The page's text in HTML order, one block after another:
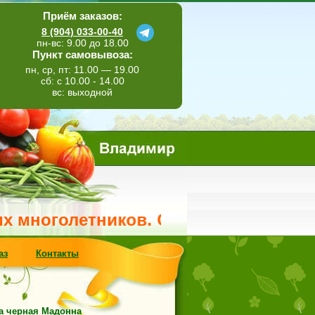
Приём заказов:
8 (904) 033-00-40
пн-вс: 9.00 до 18.00
Пункт самовывоза:
пн, ср, пт: 11.00 — 19.00
сб: с 10.00 - 14.00
вс: выходной
Свежее поступление
Контакты
черная Мадонна